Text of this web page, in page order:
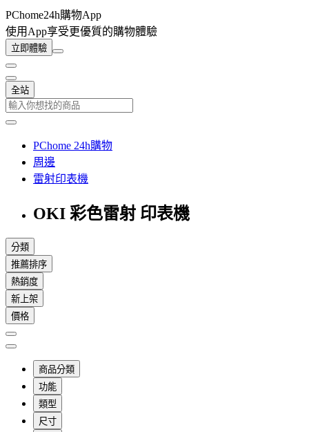
PChome24h購物App
使用App享受更優質的購物體驗
立即體驗
全站
PChome 24h購物
周邊
雷射印表機
OKI 彩色雷射 印表機
分類
推薦排序
熱銷度
新上架
價格
商品分類
功能
類型
尺寸